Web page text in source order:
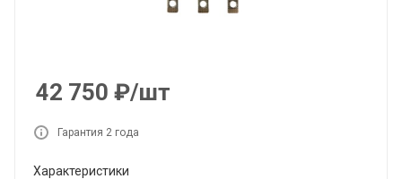
42 750 ₽/шт
Гарантия 2 года
Характеристики